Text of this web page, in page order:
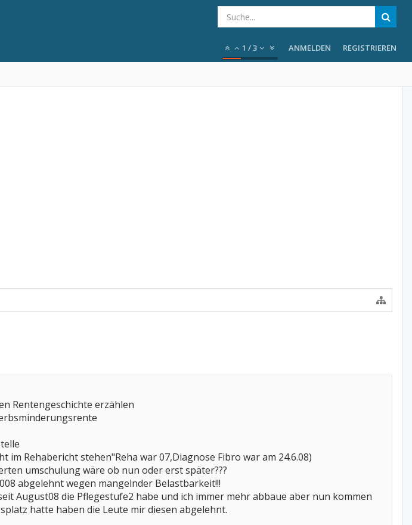
1 /3 ANMELDEN REGISTRIEREN
Rentengeschichte erzählen
im Rehabericht stehen"Reha war 07,Diagnose Fibro war am 24.6.08)
umschulung wäre ob nun oder erst später???
abgelehnt wegen mangelnder Belastbarkeit!!!
August08 die Pflegestufe2 habe und ich immer mehr abbaue aber nun kommen
hatte haben die Leute mir diesen abgelehnt.